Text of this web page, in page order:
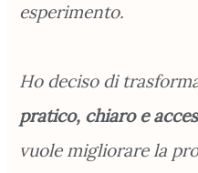
esperimento.
Ho deciso di
pratico, chiaro e
vuole migliorare la